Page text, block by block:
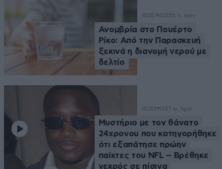
ΚΟΣΜΟΣ55 λ. πριν
Ανομβρία στο Πουέρτο
Ρίκο: Από την Παρασκευή
ξεκινά η διανομή νερού με
δελτίο
ΚΟΣΜΟΣ 1 ω. πριν
Μυστήριο με τον θάνατο
24χρονου που κατηγορήθηκε
ότι εξαπάτησε πρώην
παίκτες του NFL – Βρέθηκε
νεκρός σε πίσινα